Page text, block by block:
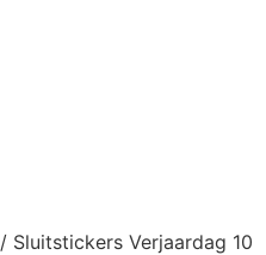
/ Sluitstickers Verjaardag 10